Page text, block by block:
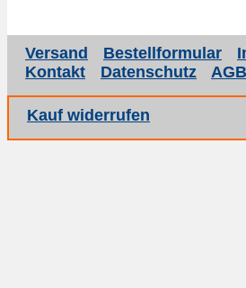
Versand Bestellformular
Kontakt
Datenschutz AGB
Kauf widerrufen